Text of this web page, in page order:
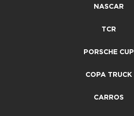
NASCAR
TCR
PORSCHE CUP
COPA TRUCK
CARROS